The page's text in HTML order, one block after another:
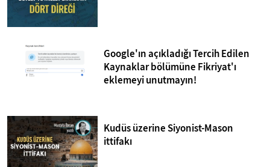
Google'ın açıkladığı Tercih Edilen
Kaynaklar bölümüne Fikriyat'ı
eklemeyi unutmayın!
Kudüs üzerine Siyonist-Mason
ittifakı